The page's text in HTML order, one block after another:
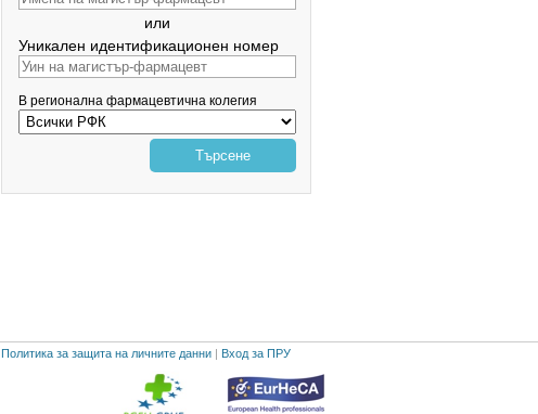
или
Уникален идентификационен номер
В регионална фармацевтична колегия
Търсене
Политика за защита на личните данни | Вход за ПРУ